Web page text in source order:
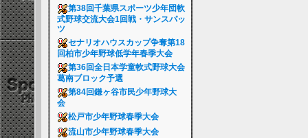
第38回千葉県スポーツ少年団軟
式野球交流大会1回戦・サンスパッ
ツ
セナリオハウスカップ争奪第18
回柏市少年野球低学年春季大会
第36回全日本学童軟式野球大会
葛南ブロック予選
第84回鎌ヶ谷市民少年野球大
会
松戸市少年野球春季大会
流山市少年野球春季大会